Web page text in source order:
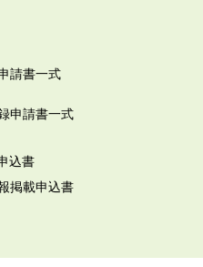
請書一式
申請書一式
込書
掲載申込書